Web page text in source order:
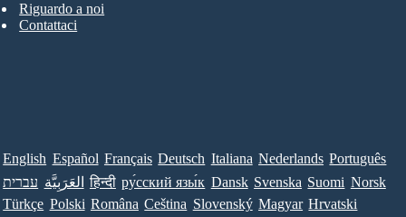
Riguardo a noi
Contattaci
English Español Français Deutsch Italiana Nederlands Português
עברית العَرَبِيَّة हिन्दी ру́сский язы́к Dansk Svenska Suomi Norsk
Türkçe Polski Româna Ceština Slovenský Magyar Hrvatski